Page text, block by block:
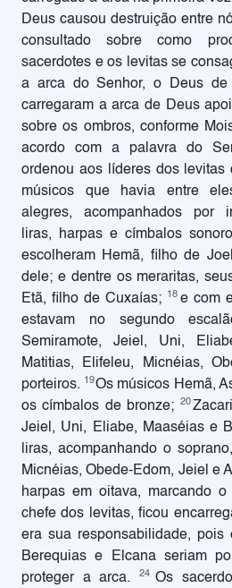
Deus causou destruição entre
consultado sobre como
sacerdotes e os levitas se
a arca do Senhor, o Deus de
carregaram a arca de Deus
sobre os ombros, conforme
acordo com a palavra do
ordenou aos líderes dos levitas
músicos que havia entre
alegres, acompanhados por
liras, harpas e címbalos
escolheram Hemã, filho de
dele; e dentre os meraritas,
Etã, filho de Cuxaías; 18 e com
estavam no segundo
Semiramote, Jeiel, Uni,
Matitias, Elifeleu, Micnéias,
porteiros. 19Os músicos Hemã,
os címbalos de bronze; 20
Jeiel, Uni, Eliabe, Maaséias e
liras, acompanhando o soprano,
Micnéias, Obede-Edom, Jeiel e
harpas em oitava, marcando o
chefe dos levitas, ficou
era sua responsabilidade, pois
Berequias e Elcana seriam
proteger a arca.24 Os